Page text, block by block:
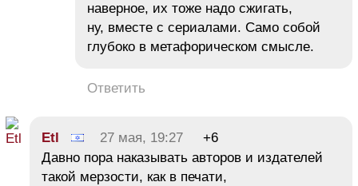
наверное, их тоже надо сжигать,
ну, вместе с сериалами. Само собой
глубоко в метафорическом смысле.
Ответить
Etl 27 мая, 19:27
+6
Давно пора наказывать авторов и издателей
такой мерзости, как в печати,